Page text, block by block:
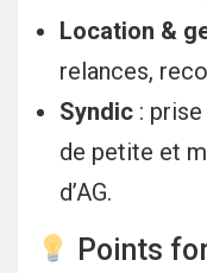
Location &
relances,
Syndic :
de petite et
d’AG.
Points